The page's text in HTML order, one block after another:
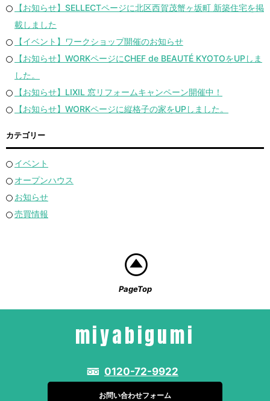
【お知らせ】SELLECTページに北区西賀茂蟹ヶ坂町 新築住宅を掲
載しました
【イベント】ワークショップ開催のお知らせ
【お知らせ】WORKページにCHEF de BEAUTÉ KYOTOをUPしま
した。
【お知らせ】LIXIL 窓リフォームキャンペーン開催中！
【お知らせ】WORKページに縦格子の家をUPしました。
カテゴリー
イベント
オープンハウス
お知らせ
売買情報
PageTop
miyabigumi
0120-72-9922
お問い合わせフォーム